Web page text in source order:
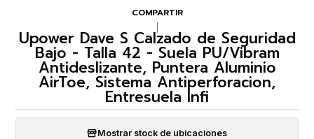
COMPARTIR
Upower Dave S Calzado de Seguridad
Bajo - Talla 42 - Suela PU/Vibram
Antideslizante, Puntera Aluminio
AirToe, Sistema Antiperforacion,
Entresuela Infi
Mostrar stock de ubicaciones